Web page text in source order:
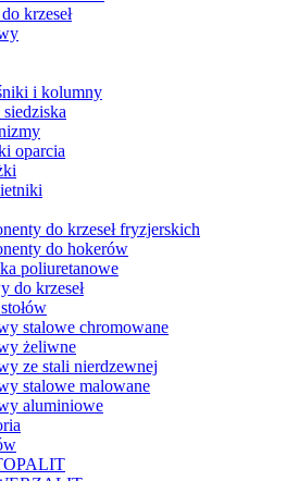
krzeseł
i kolumny
oparcia
do krzeseł fryzjerskich
do hokerów
poliuretanowe
do krzeseł
stalowe chromowane
żeliwne
ze stali nierdzewnej
stalowe malowane
aluminiowe